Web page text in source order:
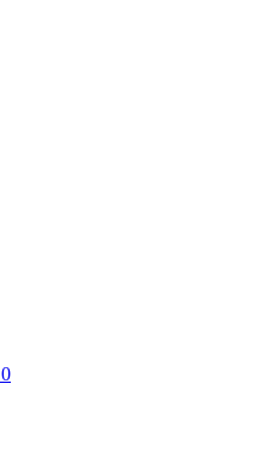
0